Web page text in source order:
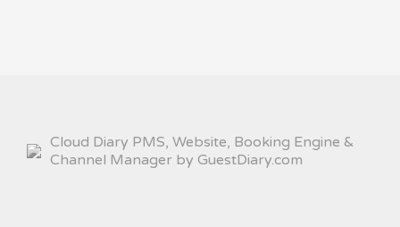
Cloud Diary PMS, Website, Booking Engine &
Channel Manager by GuestDiary.com